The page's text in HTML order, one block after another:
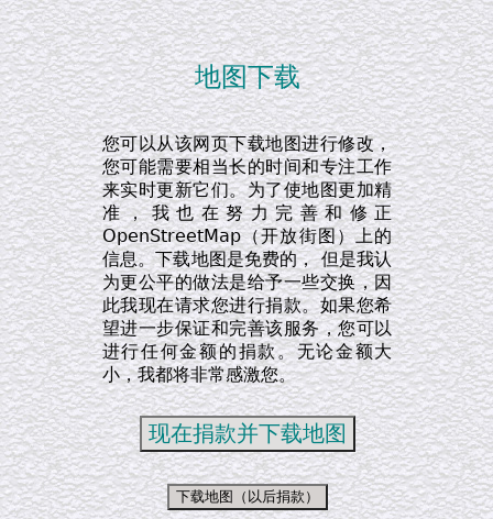
地图下载
您可以从该网页下载地图进行修改，
您可能需要相当长的时间和专注工作
来实时更新它们。为了使地图更加精
准，我也在努力完善和修正
OpenStreetMap（开放街图）上的
信息。下载地图是免费的， 但是我认
为更公平的做法是给予一些交换，因
此我现在请求您进行捐款。如果您希
望进一步保证和完善该服务，您可以
进行任何金额的捐款。无论金额大
小，我都将非常感激您。